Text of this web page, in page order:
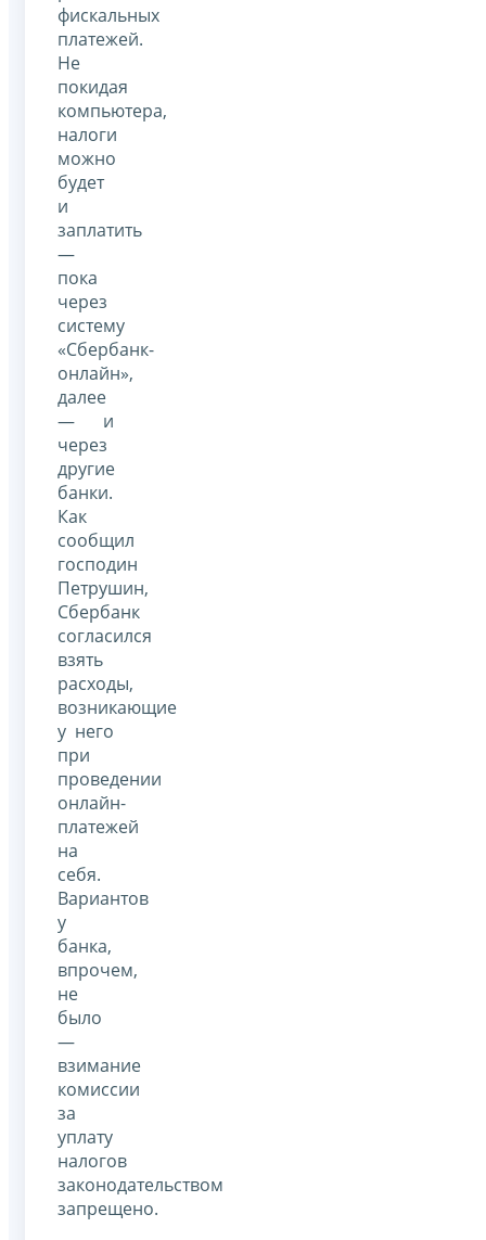
фискальных
платежей.
Не
покидая
компьютера,
налоги
можно
будет
и
заплатить
—
пока
через
систему
«Сбербанк-
онлайн»,
далее
— и
через
другие
банки.
Как
сообщил
господин
Петрушин,
Сбербанк
согласился
взять
расходы,
возникающие
у него
при
проведении
онлайн-
платежей
на
себя.
Вариантов
у
банка,
впрочем,
не
было
—
взимание
комиссии
за
уплату
налогов
законодательством
запрещено.